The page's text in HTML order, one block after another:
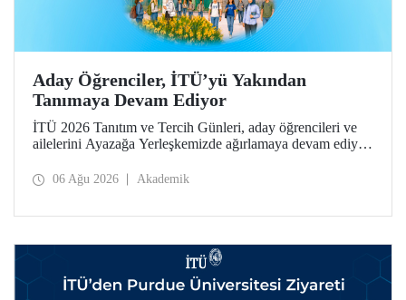
Aday Öğrenciler, İTÜ’yü Yakından
Tanımaya Devam Ediyor
İTÜ 2026 Tanıtım ve Tercih Günleri, aday öğrencileri ve
ailelerini Ayazağa Yerleşkemizde ağırlamaya devam ediyor.
ilgili fakülte ve birimler adaylara bilgi vermeye devam
06 Ağu 2026 Akademik